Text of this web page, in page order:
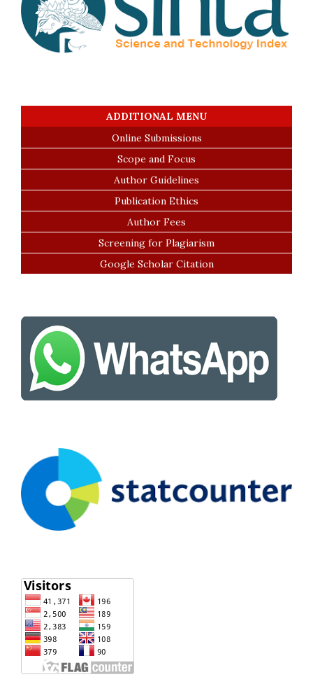
ADDITIONAL MENU
Online Submissions
Scope and Focus
Author Guidelines
Publication Ethics
Author Fees
Screening for Plagiarism
Google Scholar Citation